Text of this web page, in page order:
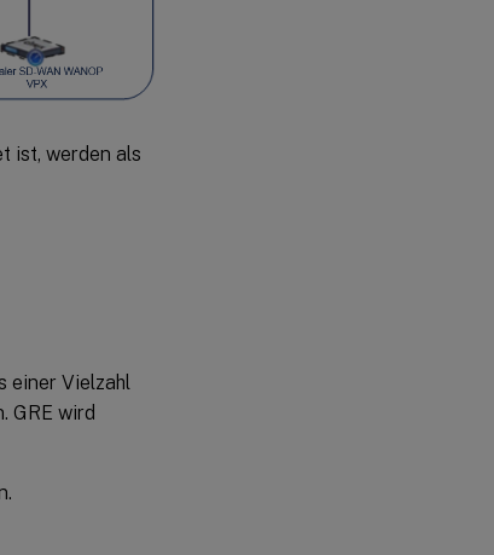
ist, werden als
einer Vielzahl
GRE wird